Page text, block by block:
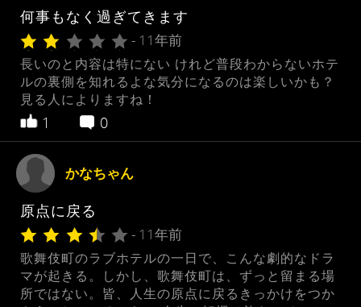
何事もなく過ぎてきます
- 11年前
長いのと内容は特にない けれど普段わからないホテ
ルの裏側を知れるよな気分になるのは楽しいかも？
見る人によりますね！
1 0
かなちゃん
原点に戻る
- 11年前
歌舞伎町のラブホテルの一日で、こんな劇的なドラ
マが起きる。しかし、歌舞伎町は、ずっと留まる場
所ではない。皆、人生の原点に戻るきっかけをつか